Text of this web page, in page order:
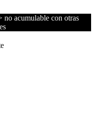
acumulable con otras